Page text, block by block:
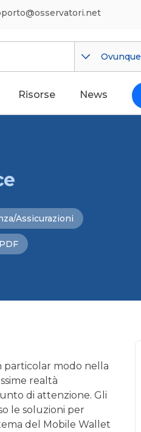
Ovunque
Risorse News
Assicurazioni
PDF
particolar modo nella
realtà
di attenzione. Gli
le soluzioni per
del Mobile Wallet